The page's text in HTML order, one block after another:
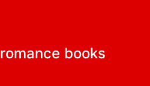
romance books